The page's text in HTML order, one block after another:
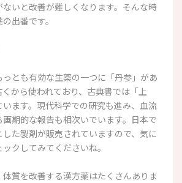
いと改善が難しくなります。そんな時
出番です。
っとも有効な生薬の一つに「丹参」があ
から使われており、古典書では「上
ます。現代科学での研究も進み、血流
期的な報告も相次いでいます。日本で
た製剤が販売されていますので、気に
クしてみてくださいね。
質を改善する漢方薬はたくさんありま